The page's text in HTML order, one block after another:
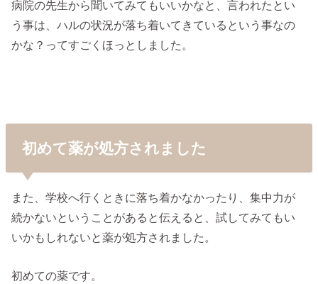
病院の先生から聞いてみてもいいかなと、言われたとい
う事は、ハルの状況が落ち着いてきているという事なの
かな？ってすごくほっとしました。
初めて薬が処方されました
また、学校へ行くときに落ち着かなかったり、集中力が
続かないということがあると伝えると、試してみてもい
いかもしれないと薬が処方されました。
初めての薬です。